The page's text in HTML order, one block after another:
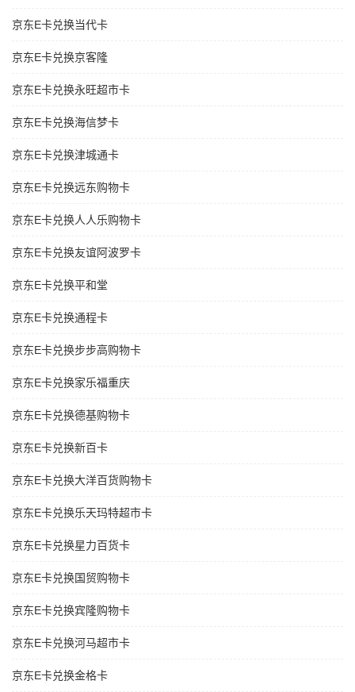
京东E卡兑换当代卡
京东E卡兑换京客隆
京东E卡兑换永旺超市卡
京东E卡兑换海信梦卡
京东E卡兑换津城通卡
京东E卡兑换远东购物卡
京东E卡兑换人人乐购物卡
京东E卡兑换友谊阿波罗卡
京东E卡兑换平和堂
京东E卡兑换通程卡
京东E卡兑换步步高购物卡
京东E卡兑换家乐福重庆
京东E卡兑换德基购物卡
京东E卡兑换新百卡
京东E卡兑换大洋百货购物卡
京东E卡兑换乐天玛特超市卡
京东E卡兑换星力百货卡
京东E卡兑换国贸购物卡
京东E卡兑换宾隆购物卡
京东E卡兑换河马超市卡
京东E卡兑换金格卡